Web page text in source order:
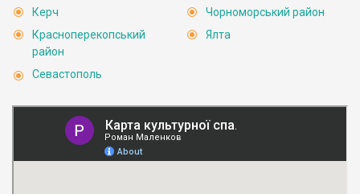
Керч
Красноперекопський
район
Севастополь
Чорноморський район
Ялта